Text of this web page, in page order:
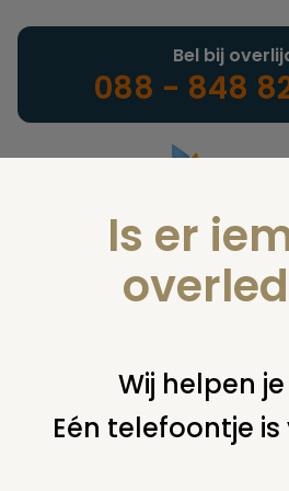
Landelijke
Bel bij
088 - 848
U bent hier: home uitvaart regelen
Is er
Wij helpen
Eén telefoontje